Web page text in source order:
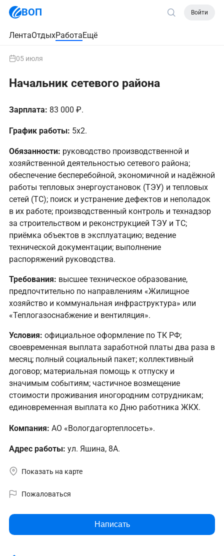
ВОП Войти
ЛентаОтдыхРаботаЕщё
05 июля
Начальник сетевого района
Зарплата: 83 000 ₽.
График работы: 5х2.
Обязанности: руководство производственной и
хозяйственной деятельностью сетевого района;
обеспечение бесперебойной, экономичной и надёжной
работы тепловых энергоустановок (ТЭУ) и тепловых
сетей (ТС); поиск и устранение дефектов и неполадок
в их работе; производственный контроль и технадзор
за строительством и реконструкцией ТЭУ и ТС;
приёмка объектов в эксплуатацию; ведение
технической документации; выполнение
распоряжений руководства.
Требования: высшее техническое образование,
предпочтительно по направлениям «Жилищное
хозяйство и коммунальная инфраструктура» или
«Теплогазоснабжение и вентиляция».
Условия: официальное оформление по ТК РФ;
своевременная выплата заработной платы два раза в
месяц; полный социальный пакет; коллективный
договор; материальная помощь к отпуску и
значимым событиям; частичное возмещение
стоимости проживания иногородним сотрудникам;
единовременная выплата ко Дню работника ЖКХ.
Компания: АО «Вологдагортеплосеть».
Адрес работы: ул. Яшина, 8А.
Показать на карте
Пожаловаться
Написать